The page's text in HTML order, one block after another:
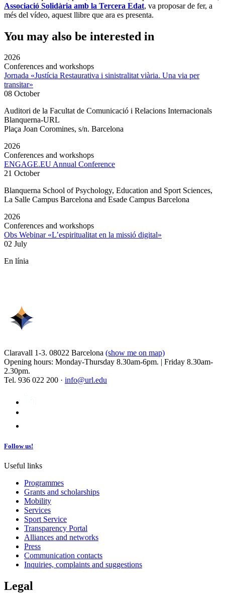
Associació Solidària amb la Tercera Edat, va proposar de fer, a
més del vídeo, aquest llibre que ara es presenta.
You may also be interested in
2026
Conferences and workshops
Jornada «Justícia Restaurativa i sinistralitat viària. Una via per
transitar»
08 October
Auditori de la Facultat de Comunicació i Relacions Internacionals
Blanquerna-URL
Plaça Joan Coromines, s/n. Barcelona
2026
Conferences and workshops
ENGAGE.EU Annual Conference
21 October
Blanquerna School of Psychology, Education and Sport Sciences,
La Salle Campus Barcelona and Esade Campus Barcelona
2026
Conferences and workshops
Obs Webinar «L’espiritualitat en la missió digital»
02 July
En línia
Claravall 1-3. 08022 Barcelona (show me on map)
Opening hours: Monday-Thursday 8.30am-6pm. | Friday 8.30am-
2.30pm.
Tel. 936 022 200 · info@url.edu
Follow us!
Useful links
Programmes
Grants and scholarships
Mobility
Services
Sport Service
Transparency Portal
Alliances and networks
Press
Communication contacts
Inquiries, complaints and suggestions
Legal